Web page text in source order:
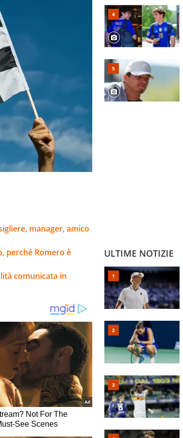
manager, amico
perché Romero è
comunicata in
ULTIME NOTIZIE